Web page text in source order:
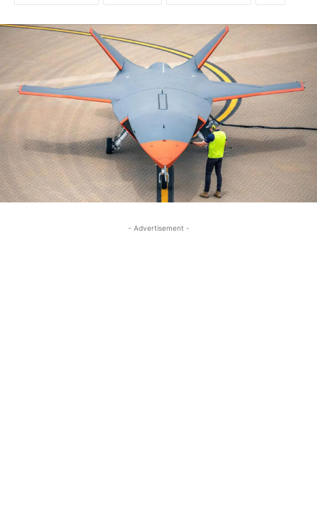
- Advertisement -